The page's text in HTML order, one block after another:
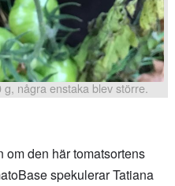
några enstaka blev större.
om den här tomatsortens
spekulerar Tatiana